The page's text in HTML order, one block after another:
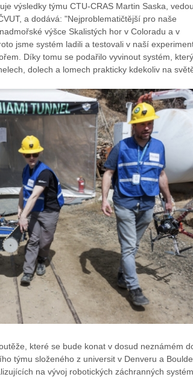
výsledky týmu CTU-CRAS Martin Saska,
a dodává: "Nejproblematičtější pro naše
výšce Skalistých hor v Coloradu a v
jsme systém ladili a testovali v naší
Díky tomu se podařilo vyvinout systém,
dolech a lomech prakticky kdekoliv na
které se bude konat v dosud neznámém
týmu složeného z universit v Denveru a
na vývoj robotických záchranných